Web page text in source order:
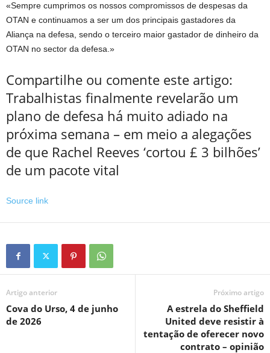
«Sempre cumprimos os nossos compromissos de despesas da
OTAN e continuamos a ser um dos principais gastadores da
Aliança na defesa, sendo o terceiro maior gastador de dinheiro da
OTAN no sector da defesa.»
Compartilhe ou comente este artigo:
Trabalhistas finalmente revelarão um
plano de defesa há muito adiado na
próxima semana – em meio a alegações
de que Rachel Reeves ‘cortou £ 3 bilhões’
de um pacote vital
Source link
Artigo anterior
Cova do Urso, 4 de junho
de 2026
Próximo artigo
A estrela do Sheffield
United deve resistir à
tentação de oferecer novo
contrato – opinião